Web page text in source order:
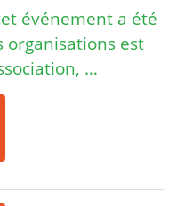
événement a été
organisations est
…